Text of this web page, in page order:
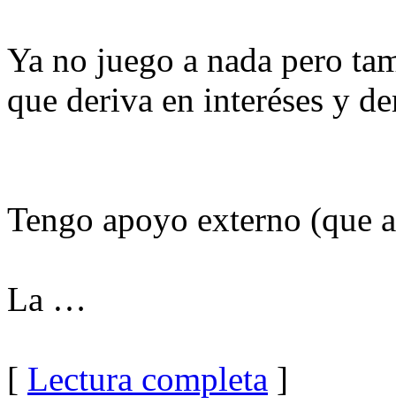
Ya no juego a nada pero
que deriva en interéses y
Tengo apoyo externo (que
La …
[ Lectura completa ]